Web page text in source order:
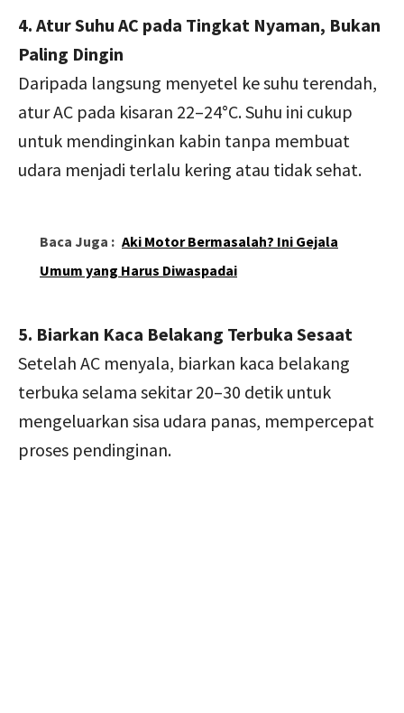
4. Atur Suhu AC pada Tingkat Nyaman, Bukan
Paling Dingin
Daripada langsung menyetel ke suhu terendah,
atur AC pada kisaran 22–24°C. Suhu ini cukup
untuk mendinginkan kabin tanpa membuat
udara menjadi terlalu kering atau tidak sehat.
Baca Juga : Aki Motor Bermasalah? Ini Gejala
Umum yang Harus Diwaspadai
5. Biarkan Kaca Belakang Terbuka Sesaat
Setelah AC menyala, biarkan kaca belakang
terbuka selama sekitar 20–30 detik untuk
mengeluarkan sisa udara panas, mempercepat
proses pendinginan.